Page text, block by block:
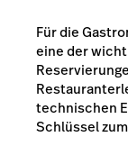
Für die
eine der
technischen
Schlüssel